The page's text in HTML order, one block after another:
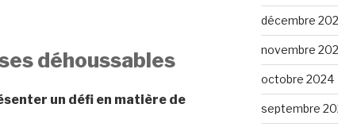
déhoussables
un défi en matière de
décembre
novembre
octobre 2024
septembre